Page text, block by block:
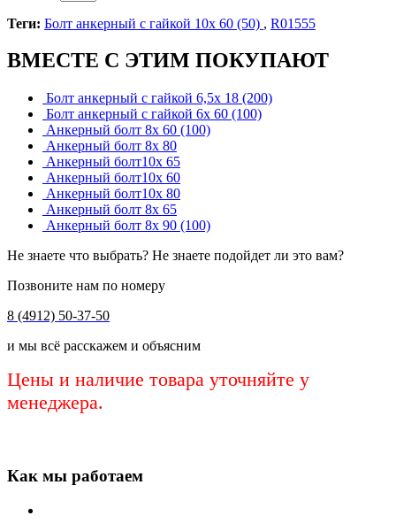
Теги: Болт анкерный с гайкой 10х 60 (50) , R01555
ВМЕСТЕ С ЭТИМ ПОКУПАЮТ
Болт анкерный с гайкой 6,5х 18 (200)
Болт анкерный с гайкой 6х 60 (100)
Анкерный болт 8х 60 (100)
Анкерный болт 8х 80
Анкерный болт10х 65
Анкерный болт10х 60
Анкерный болт10х 80
Анкерный болт 8х 65
Анкерный болт 8х 90 (100)
Не знаете что выбрать? Не знаете подойдет ли это вам?
Позвоните нам по номеру
8 (4912) 50-37-50
и мы всё расскажем и объясним
Цены и наличие товара уточняйте у
менеджера.
Как мы работаем